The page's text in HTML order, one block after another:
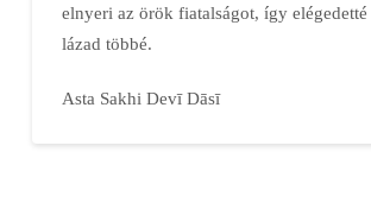
elnyeri az örök fiatalságot, így
lázad többé.
Asta Sakhi Devī Dāsī